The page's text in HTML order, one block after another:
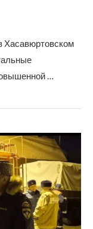
Хасавюртовском
…